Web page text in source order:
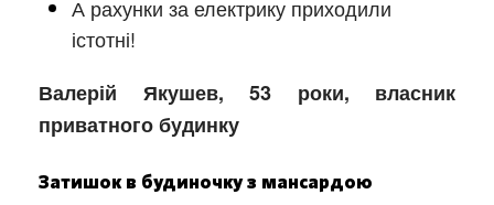
А рахунки за електрику приходили
істотні!
Валерій Якушев, 53 роки, власник
приватного будинку
Затишок в будиночку з мансардою